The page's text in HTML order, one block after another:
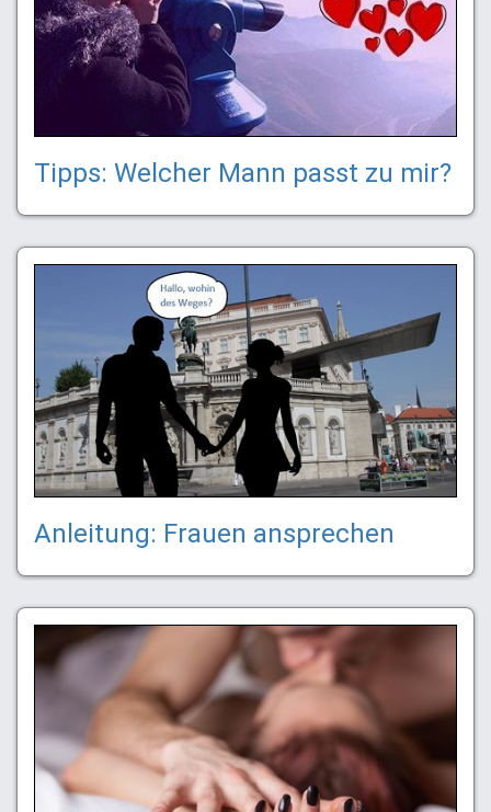
Tipps: Welcher Mann passt zu mir?
Anleitung: Frauen ansprechen